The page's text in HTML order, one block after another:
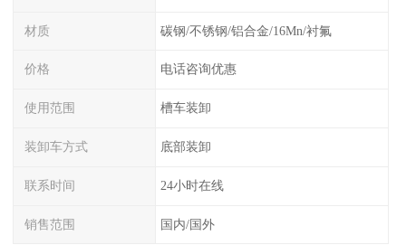
材质 碳钢/不锈钢/铝合金/16Mn/衬氟
价格 电话咨询优惠
使用范围 槽车装卸
装卸车方式 底部装卸
联系时间 24小时在线
销售范围 国内/国外